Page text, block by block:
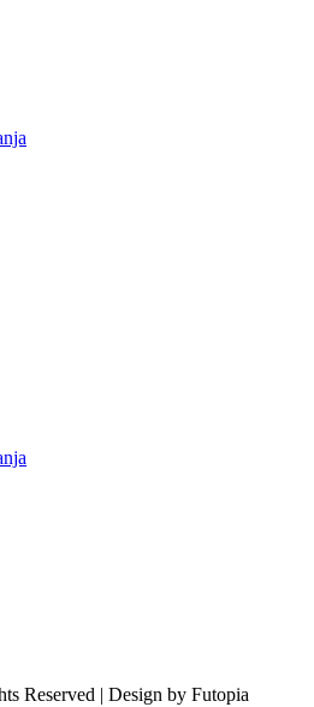
Reserved | Design by Futopia